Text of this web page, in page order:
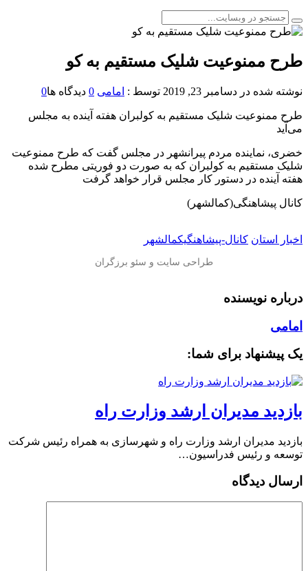
طرح ممنوعیت شلیک مستقیم به کو
نوشته شده در دسامبر 23, 2019 توسط : امامی 0 دیدگاه ها0
طرح ممنوعیت شلیک مستقیم به کولبران هفته آینده به مجلس
می‌آید
خضری، نماینده مردم پیرانشهر در مجلس گفت که طرح ممنوعیت
شلیک مستقیم به کولبران که به صورت دو فوریتی مطرح شده
هفته آینده در دستور کار مجلس قرار خواهد گرفت
کانال پیشاهنگی(کمالشهر)
اخبار استان کانال-پیشاهنگیکمالشهر
درباره نویسنده
امامی
یک پیشنهاد برای شما:
بازدید مدیران ارشد وزارت راه
بازدید مدیران ارشد وزارت راه و شهرسازی به همراه رئیس شرکت
توسعه و رئیس فدراسیون…
ارسال دیدگاه